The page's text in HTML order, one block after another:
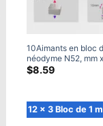
10Aimants en bloc
néodyme N52, mm
6mm, aimants
en terres rares,
$8.59
12 x 3 Bloc de 1